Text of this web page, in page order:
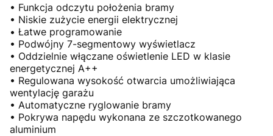
• Funkcja odczytu położenia bramy
• Niskie zużycie energii elektrycznej
• Łatwe programowanie
• Podwójny 7-segmentowy wyświetlacz
• Oddzielnie włączane oświetlenie LED w klasie
energetycznej A++
• Regulowana wysokość otwarcia umożliwiająca
wentylację garażu
• Automatyczne ryglowanie bramy
• Pokrywa napędu wykonana ze szczotkowanego
aluminium